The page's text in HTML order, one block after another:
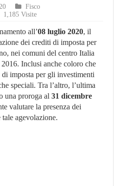
Fisco
1,185 Visite
all’08 luglio 2020, il
dei crediti di imposta per
nei comuni del centro Italia
Inclusi anche coloro che
imposta per gli investimenti
speciali. Tra l’altro, l’ultima
una proroga al31 dicembre
valutare la presenza dei
agevolazione.